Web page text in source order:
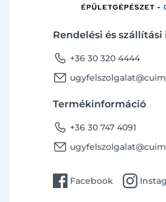
Rendelési és
phone +36 30 320 4444
email
Termékinformáció
phone +36 30 747 4091
email
facebook Facebook instagram